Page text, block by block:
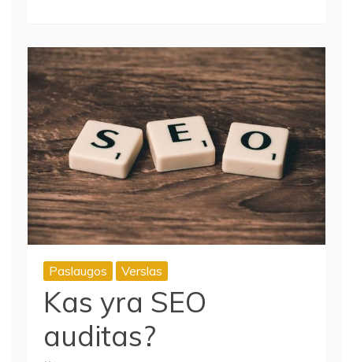
Paslaugos Verslas
Kas yra SEO
auditas?